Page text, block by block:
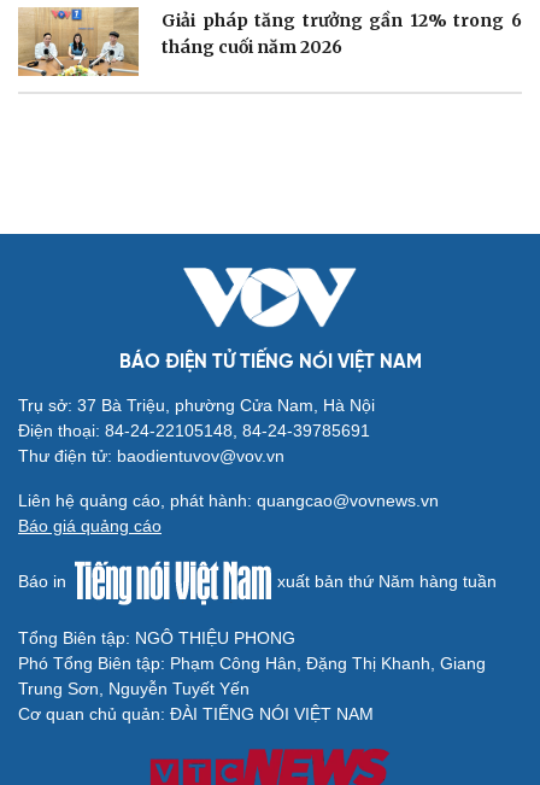
Sức khỏe
Dinh dưỡng - món ngon
Cây thuốc
Nhà đẹp
Sân khấu - Điện ảnh
Văn học
Âm nhạc
Giải trí
Nghệ sĩ
Thời trang
Du lịch
Tư vấn
Săn Tour
check-in
Podcast
Câu chuyện thời sự
Đọc truyện đêm khuya
Cửa sổ tình yêu
Kể chuyện cho bé
Hạt giống tâm hồn
Giải pháp tăng trưởng gần 12% trong 6
tháng cuối năm 2026
BÁO ĐIỆN TỬ TIẾNG NÓI VIỆT NAM
Trụ sở: 37 Bà Triệu, phường Cửa Nam, Hà Nội
Điện thoại: 84-24-22105148, 84-24-39785691
Thư điện tử: baodientuvov@vov.vn
Liên hệ quảng cáo, phát hành: quangcao@vovnews.vn
Báo giá quảng cáo
Báo in xuất bản thứ Năm hàng tuần
Tổng Biên tập: NGÔ THIỆU PHONG
Phó Tổng Biên tập: Phạm Công Hân, Đặng Thị Khanh, Giang
Trung Sơn, Nguyễn Tuyết Yến
Cơ quan chủ quản: ĐÀI TIẾNG NÓI VIỆT NAM